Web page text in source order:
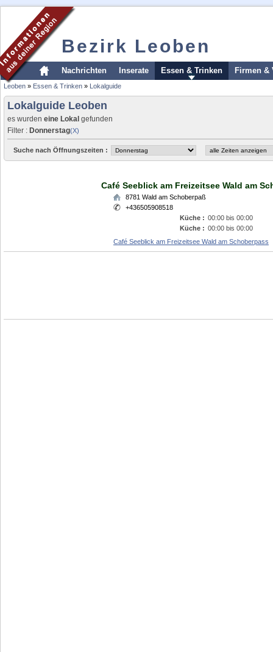
Bezirk Leoben
Nachrichten Inserate Essen & Trinken Firmen &
Leoben » Essen & Trinken » Lokalguide
Lokalguide Leoben
es wurden eine Lokal gefunden
Filter : Donnerstag(X)
Suche nach Öffnungszeiten :
Café Seeblick am Freizeitsee Wald am
8781 Wald am Schoberpaß
+436505908518
Küche : 00:00 bis 00:00
Küche : 00:00 bis 00:00
Café Seeblick am Freizeitsee Wald am Schoberpass